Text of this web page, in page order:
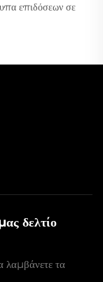
επιδόσεων σε
δελτίο
λαμβάνετε τα